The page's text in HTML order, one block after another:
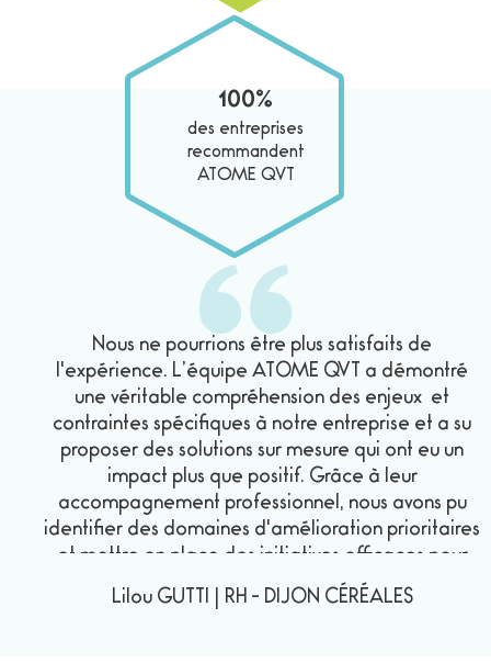
100%
des entreprises
recommandent
ATOME QVT
Nous ne pourrions être plus satisfaits de
l'expérience. L’équipe ATOME QVT a démontré
une véritable compréhension des enjeux et
contraintes spécifiques à notre entreprise et a su
proposer des solutions sur mesure qui ont eu un
impact plus que positif. Grâce à leur
accompagnement professionnel, nous avons pu
identifier des domaines d'amélioration prioritaires
et mettre en place des initiatives efficaces pour
promouvoir un environnement de travail plus
adapté et plus épanouissant. Les retours positifs de
Lilou GUTTI RH- DIJON CÉRÉALES